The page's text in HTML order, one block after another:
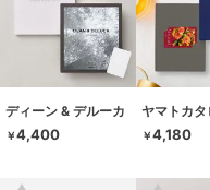
ディーン & デルーカ
￥4,400
ヤマトカタ
￥4,180